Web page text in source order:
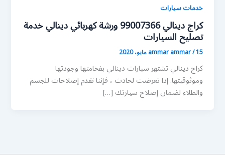
خدمات سيارات
كراج دينالي 99007366 ورشة كهربائي دينالي خدمة
تصليح السيارات
ammar ammar/15 مايو، 2020
كراج دينالي تشتهر سيارات دينالي بفخامتها وجودتها
وموثوقيتها. إذا تعرضت لحادث ، فإننا نقدم إصلاحات للجسم
والطلاء لضمان إصلاح سيارتك […]